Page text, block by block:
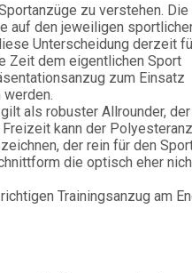
zu verstehen. Die
auf den jeweiligen
Unterscheidung derzeit
Zeit dem eigentlichen Sport
zum Einsatz
als robuster Allrounder,
kann der
der rein für den
die optisch eher
Trainingsanzug am